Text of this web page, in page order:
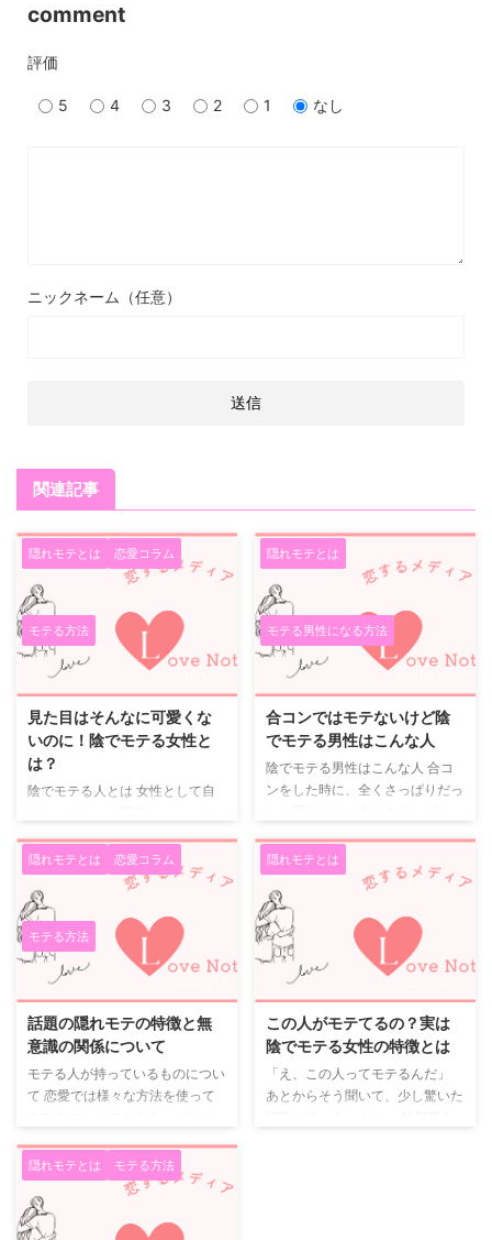
comment
評価
5 4 3 2 1 なし
ニックネーム（任意）
関連記事
隠れモテとは 恋愛コラム
モテる方法
見た目はそんなに可愛くな
いのに！陰でモテる女性と
は？
陰でモテる人とは 女性として自
とは当然のことですね。 ところ
がもっとモテるのは、違う人なの
です。 美人で自信たっぷりの女
性よりももてるのは、なんといっ
ても陰でモテる人です。 ここで
は、そんな女性の外見についてご
紹介します。 ショートヘアの女
性 ロングの女性の場合は、女性
そしてもてることもあります。
ところが案外と陰でモテる女性と
いうのは、ショートヘアであるこ
とが多いです。 それは、なんと
らなんですね。 さっぱりとし ...
隠れモテとは
モテる男性になる方法
合コンではモテないけど陰
でモテる男性はこんな人
陰でモテる男性はこんな人 合コ
ンをした時に、全くさっぱりだっ
がっかりしてしまうことも。 そ
んなにがっかりすることはありま
せん。 それは、合コンでは見た
目でかっこいい人がもてることが
多いのですが、実は女性が求めて
いるのはそんな男性ではないので
す。付き合うとなると、別の男性
は陰でモテるような、そんな男性
なんですね。その男性についてご
紹介します。 ・あまり話をしな
い男性 合コンであまり話をしな
隠れモテとは 恋愛コラム
モテる方法
話題の隠れモテの特徴と無
意識の関係について
モテる人が持っているものについ
て 恋愛では様々な方法を使って
だと思わない点です。 今は隠れ
モテという言葉も話題になってい
ます。 これは自分が知らない間
に異性を魅了していることです。
隠れモテとは
この人がモテてるの？実は
陰でモテる女性の特徴とは
「え、この人ってモテるんだ」
あとからそう聞いて、少し驚いた
隠れモテとは モテる方法